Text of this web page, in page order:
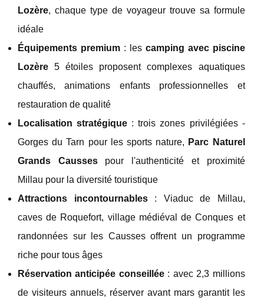
Lozère, chaque type de voyageur trouve sa formule
idéale
Équipements premium: les camping avec piscine
Lozère 5 étoiles proposent complexes aquatiques
chauffés, animations enfants professionnelles et
restauration de qualité
Localisation stratégique : trois zones privilégiées -
Gorges du Tarn pour les sports nature, Parc Naturel
Grands Caussespour l'authenticité et proximité
Millau pour la diversité touristique
Attractions incontournables: Viaduc de Millau,
caves de Roquefort, village médiéval de Conques et
randonnées sur les Causses offrent un programme
riche pour tous âges
Réservation anticipée conseillée: avec 2,3 millions
de visiteurs annuels, réserver avant mars garantit les